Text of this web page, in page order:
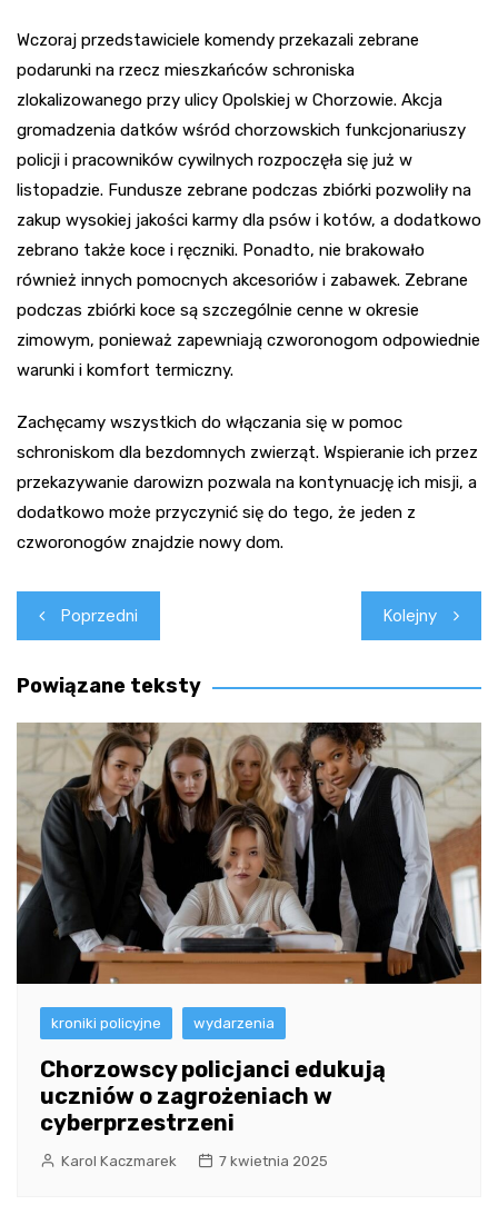
Wczoraj przedstawiciele komendy przekazali zebrane
podarunki na rzecz mieszkańców schroniska
zlokalizowanego przy ulicy Opolskiej w Chorzowie. Akcja
gromadzenia datków wśród chorzowskich funkcjonariuszy
policji i pracowników cywilnych rozpoczęła się już w
listopadzie. Fundusze zebrane podczas zbiórki pozwoliły na
zakup wysokiej jakości karmy dla psów i kotów, a dodatkowo
zebrano także koce i ręczniki. Ponadto, nie brakowało
również innych pomocnych akcesoriów i zabawek. Zebrane
podczas zbiórki koce są szczególnie cenne w okresie
zimowym, ponieważ zapewniają czworonogom odpowiednie
warunki i komfort termiczny.
Zachęcamy wszystkich do włączania się w pomoc
schroniskom dla bezdomnych zwierząt. Wspieranie ich przez
przekazywanie darowizn pozwala na kontynuację ich misji, a
dodatkowo może przyczynić się do tego, że jeden z
czworonogów znajdzie nowy dom.
Nawigacja
wpisu
Poprzedni Kolejny
Powiązane teksty
kroniki policyjne wydarzenia
Chorzowscy policjanci edukują
uczniów o zagrożeniach w
cyberprzestrzeni
Karol Kaczmarek 7 kwietnia 2025